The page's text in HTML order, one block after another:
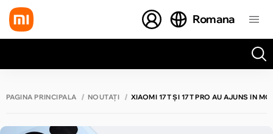
Romana
PAGINA PRINCIPALĂ NOUTĂȚI XIAOMI 17T ȘI 17T PRO AU AJUNS ÎN